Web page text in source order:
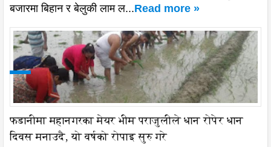
बजारमा बिहान र बेलुकी लाम ल...Read more »
फडानीमा महानगरका मेयर भीम पराजुलीले धान रोपेर धान
दिवस मनाउदै, यो वर्षको रोपाइ सुरु गरे